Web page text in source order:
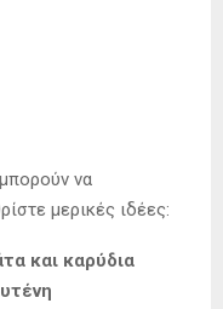
μπορούν να
μερικές ιδέες:
και καρύδια